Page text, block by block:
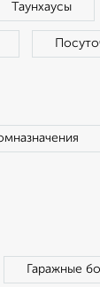
Таунхаусы
Гаражные